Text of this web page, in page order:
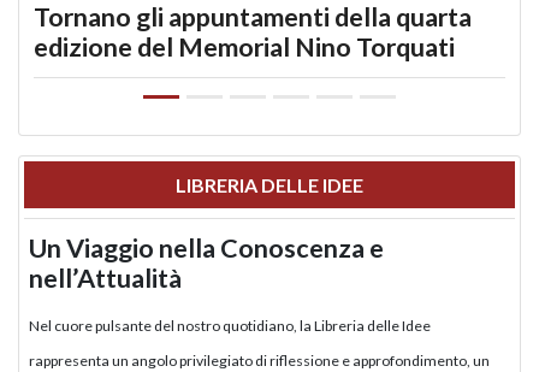
Tornano gli appuntamenti della quarta
edizione del Memorial Nino Torquati
LIBRERIA DELLE IDEE
Un Viaggio nella Conoscenza e
nell’Attualità
Nel cuore pulsante del nostro quotidiano, la Libreria delle Idee
rappresenta un angolo privilegiato di riflessione e approfondimento, un